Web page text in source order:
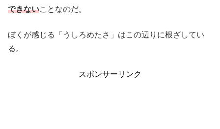
できないことなのだ。
ぼくが感じる「うしろめたさ」はこの辺りに根ざしてい
る。
スポンサーリンク